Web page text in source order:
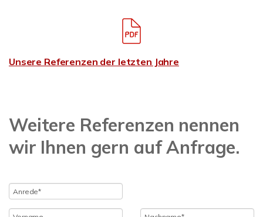
Unsere Referenzen der letzten Jahre
Weitere Referenzen nennen
wir Ihnen gern auf Anfrage.